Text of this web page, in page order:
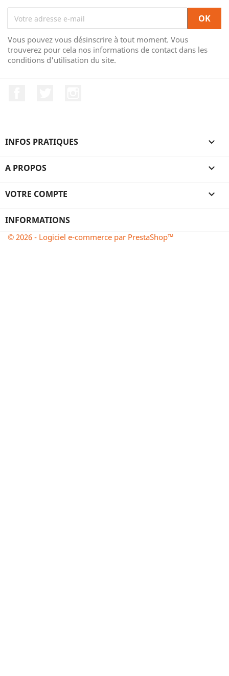
Vous pouvez vous désinscrire à tout moment. Vous
trouverez pour cela nos informations de contact dans les
conditions d'utilisation du site.
INFOS PRATIQUES 
A PROPOS 
VOTRE COMPTE 
INFORMATIONS
© 2026 - Logiciel e-commerce par PrestaShop™